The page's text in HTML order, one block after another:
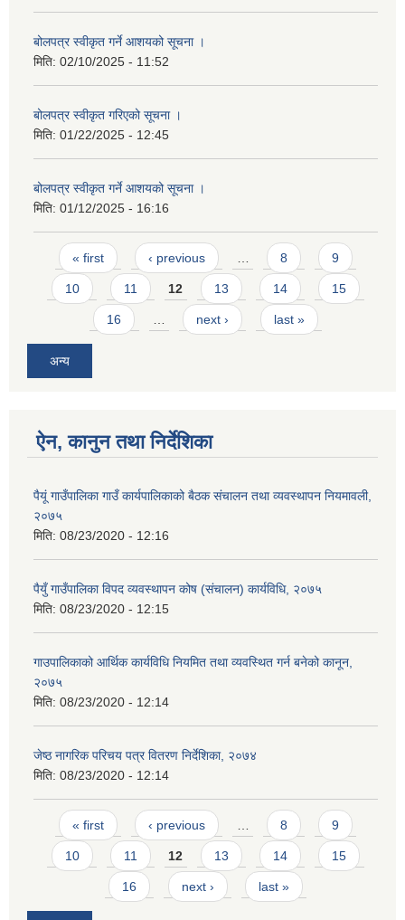
बोलपत्र स्वीकृत गर्ने आशयको सूचना ।
मिति: 02/10/2025 - 11:52
बोलपत्र स्वीकृत गरिएको सूचना ।
मिति: 01/22/2025 - 12:45
बोलपत्र स्वीकृत गर्ने आशयको सूचना ।
मिति: 01/12/2025 - 16:16
Pages
« first ‹ previous 8 9
10 11 12 13 14 15
16 next › last »
अन्य
ऐन, कानुन तथा निर्देशिका
पैयूं गाउँपालिका गाउँ कार्यपालिकाको बैठक संचालन तथा व्यवस्थापन नियमावली,
२०७५
मिति: 08/23/2020 - 12:16
पैयुँ गाउँपालिका विपद व्यवस्थापन कोष (संचालन) कार्यविधि, २०७५
मिति: 08/23/2020 - 12:15
गाउपालिकाको आर्थिक कार्यविधि नियमित तथा व्यवस्थित गर्न बनेको कानून,
२०७५
मिति: 08/23/2020 - 12:14
जेष्ठ नागरिक परिचय पत्र वितरण निर्देशिका, २०७४
मिति: 08/23/2020 - 12:14
Pages
« first ‹ previous 8 9
10 11 12 13 14 15
16 next › last »